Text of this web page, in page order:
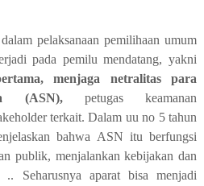
pelaksanaan pemilihaan umum
pada pemilu mendatang, yakni
menjaga netralitas para
(ASN), petugas keamanan
terkait. Dalam uu no 5 tahun
bahwa ASN itu berfungsi
publik, menjalankan kebijakan dan
Seharusnya aparat bisa menjadi